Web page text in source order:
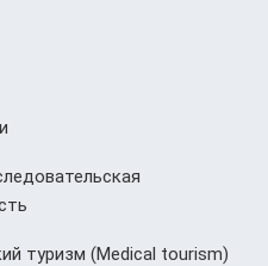
туризм (Мedical tourism)